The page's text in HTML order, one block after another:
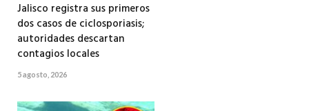
Jalisco registra sus primeros
dos casos de ciclosporiasis;
autoridades descartan
contagios locales
5 agosto, 2026